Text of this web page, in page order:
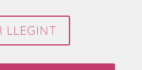
LLEGINT